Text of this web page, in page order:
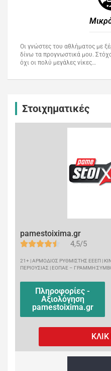
Οι γνώστες του αθλήματος με
δίνω τα προγνωστικά μου.
όχι οι πολύ μεγάλες νίκες…
Στοιχηματικές
pamestoixima.gr
4,5/5
21+ | ΑΡΜΟΔΙΟΣ ΡΥΘΜΙΣΤΗΣ ΕΕΕΠ |
ΠΕΡΙΟΥΣΙΑΣ | ΕΟΠΑΕ – ΓΡΑΜΜΗ
Πληροφορίες -
Αξιολόγηση
pamestoixima.gr